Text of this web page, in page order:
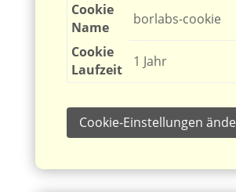
Cookie
Name
borlabs-cookie
Cookie
Laufzeit
1 Jahr
Cookie-Einstellungen